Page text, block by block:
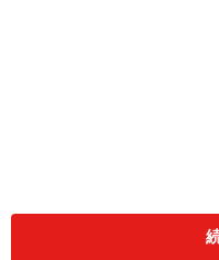
もともとセール時に売
ットセーバー』と呼び